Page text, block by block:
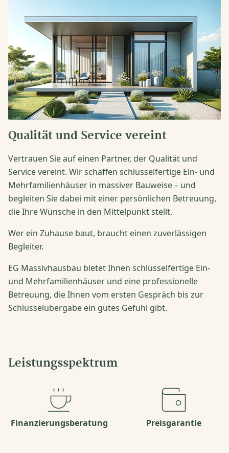
Qualität und Service vereint
Vertrauen Sie auf einen Partner, der Qualität und
Service vereint. Wir schaffen schlüsselfertige Ein- und
Mehrfamilienhäuser in massiver Bauweise – und
begleiten Sie dabei mit einer persönlichen Betreuung,
die Ihre Wünsche in den Mittelpunkt stellt.
Wer ein Zuhause baut, braucht einen zuverlässigen
Begleiter.
EG Massivhausbau bietet Ihnen schlüsselfertige Ein-
und Mehrfamilienhäuser und eine professionelle
Betreuung, die Ihnen vom ersten Gespräch bis zur
Schlüsselübergabe ein gutes Gefühl gibt.
Leistungsspektrum
Finanzierungsberatung Preisgarantie